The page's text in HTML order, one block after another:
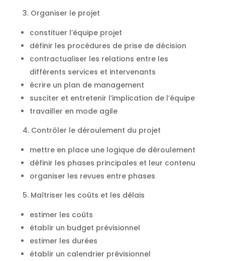
3. Organiser le projet
constituer l’équipe projet
définir les procédures de prise de décision
contractualiser les relations entre les
différents services et intervenants
écrire un plan de management
susciter et entretenir l’implication de l’équipe
travailler en mode agile
4. Contrôler le déroulement du projet
mettre en place une logique de déroulement
définir les phases principales et leur contenu
organiser les revues entre phases
5. Maîtriser les coûts et les délais
estimer les coûts
établir un budget prévisionnel
estimer les durées
établir un calendrier prévisionnel